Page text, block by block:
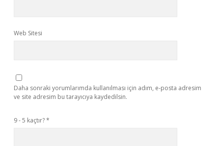
Web Sitesi
Daha sonraki yorumlarımda kullanılması için adım, e-posta adresim
ve site adresim bu tarayıcıya kaydedilsin.
9 - 5 kaçtır?*